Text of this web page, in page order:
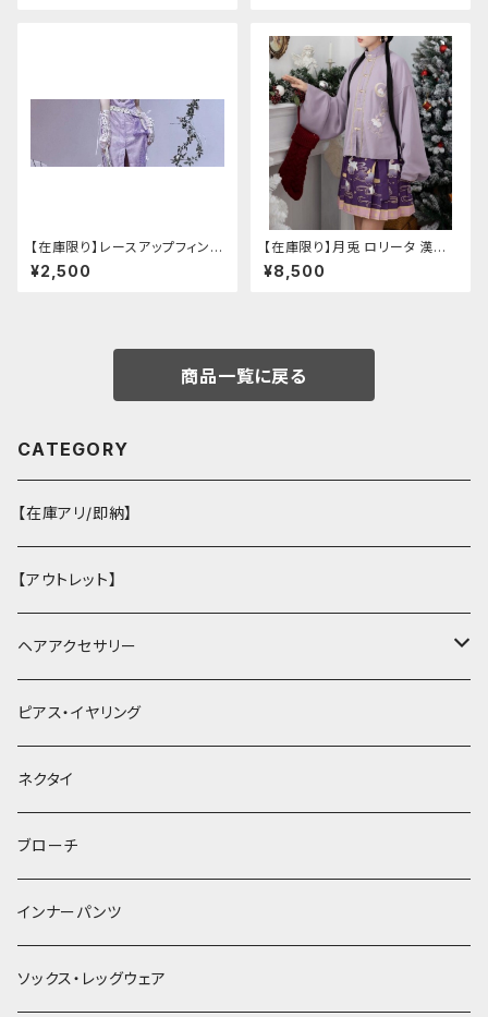
【在庫限り】レースアップフィンガ
ーレスカバー(パンクチャイナ)
¥2,500
【在庫限り】月兎 ロリータ 漢服
ツーピース セットアップ チャイ
ナ風 華ロリ ロリィタ 刺繍 和柄
い カジュアル ファッション 民族
¥8,500
商品一覧に戻る
CATEGORY
【在庫アリ/即納】
【アウトレット】
ヘアアクセサリー
ヘアクリップ
ヘッドドレス・カチューシャ
ヘアゴム
簪
ピアス・イヤリング
ネクタイ
ブローチ
インナーパンツ
ソックス・レッグウェア